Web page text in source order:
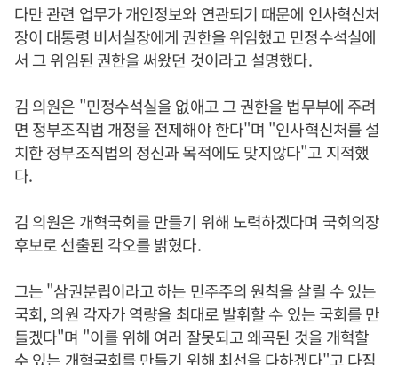
다만 관련 업무가 개인정보와 연관되기 때문에 인사혁신처
장이 대통령 비서실장에게 권한을 위임했고 민정수석실에
서 그 위임된 권한을 써왔던 것이라고 설명했다.
김 의원은 "민정수석실을 없애고 그 권한을 법무부에 주려
면 정부조직법 개정을 전제해야 한다"며 "인사혁신처를 설
치한 정부조직법의 정신과 목적에도 맞지않다"고 지적했
다.
김 의원은 개혁국회를 만들기 위해 노력하겠다며 국회의장
후보로 선출된 각오를 밝혔다.
그는 "삼권분립이라고 하는 민주주의 원칙을 살릴 수 있는
국회, 의원 각자가 역량을 최대로 발휘할 수 있는 국회를 만
들겠다"며 "이를 위해 여러 잘못되고 왜곡된 것을 개혁할
수 있는 개혁국회를 만들기 위해 최선을 다하겠다"고 다짐